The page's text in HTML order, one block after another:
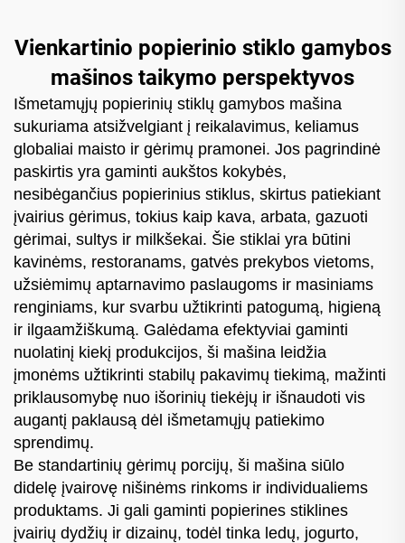
Vienkartinio popierinio stiklo gamybos
mašinos taikymo perspektyvos
Išmetamųjų popierinių stiklų gamybos mašina
sukuriama atsižvelgiant į reikalavimus, keliamus
globaliai maisto ir gėrimų pramonei. Jos pagrindinė
paskirtis yra gaminti aukštos kokybės,
nesibėgančius popierinius stiklus, skirtus patiekiant
įvairius gėrimus, tokius kaip kava, arbata, gazuoti
gėrimai, sultys ir milkšekai. Šie stiklai yra būtini
kavinėms, restoranams, gatvės prekybos vietoms,
užsiėmimų aptarnavimo paslaugoms ir masiniams
renginiams, kur svarbu užtikrinti patogumą, higieną
ir ilgaamžiškumą. Galėdama efektyviai gaminti
nuolatinį kiekį produkcijos, ši mašina leidžia
įmonėms užtikrinti stabilų pakavimų tiekimą, mažinti
priklausomybę nuo išorinių tiekėjų ir išnaudoti vis
augantį paklausą dėl išmetamųjų patiekimo
sprendimų.
Be standartinių gėrimų porcijų, ši mašina siūlo
didelę įvairovę nišinėms rinkoms ir individualiems
produktams. Ji gali gaminti popierines stiklines
įvairių dydžių ir dizainų, todėl tinka ledų, jogurto,